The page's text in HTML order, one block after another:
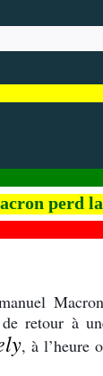
perd
retour à
, à l’heure